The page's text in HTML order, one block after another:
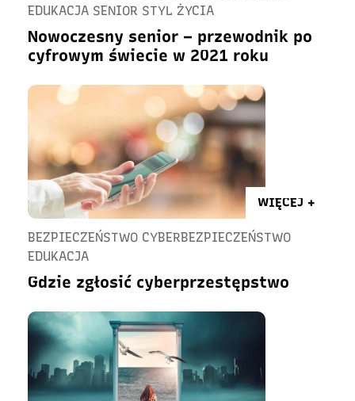
EDUKACJA SENIOR STYL ŻYCIA
Nowoczesny senior – przewodnik po
cyfrowym świecie w 2021 roku
WIĘCEJ +
BEZPIECZEŃSTWO CYBERBEZPIECZEŃSTWO
EDUKACJA
Gdzie zgłosić cyberprzestępstwo